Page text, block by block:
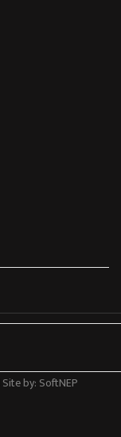
Site by: SoftNEP